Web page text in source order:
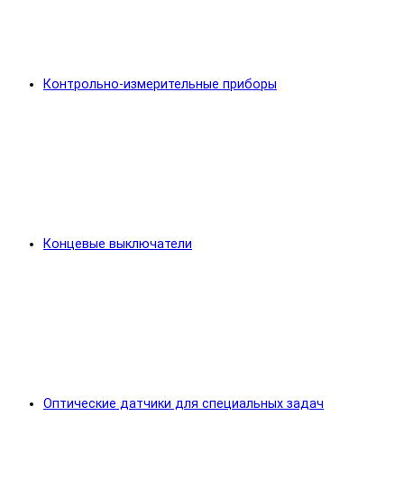
Контрольно-измерительные приборы
Концевые выключатели
Оптические датчики для специальных задач